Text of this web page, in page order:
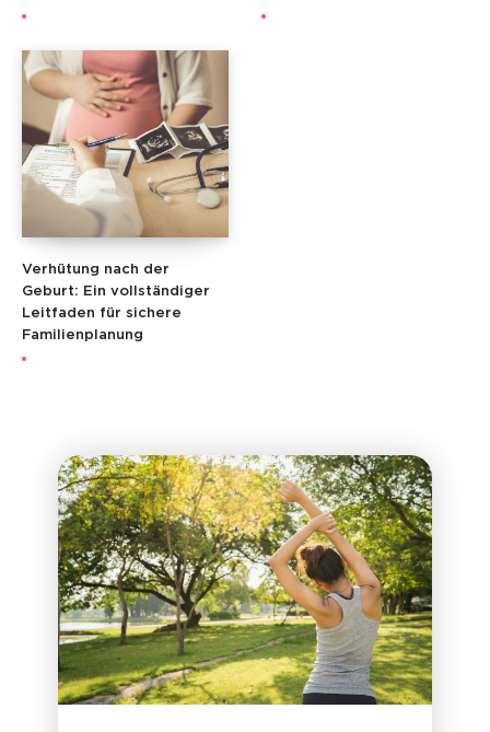
Verhütung nach der
Geburt: Ein vollständiger
Leitfaden für sichere
Familienplanung